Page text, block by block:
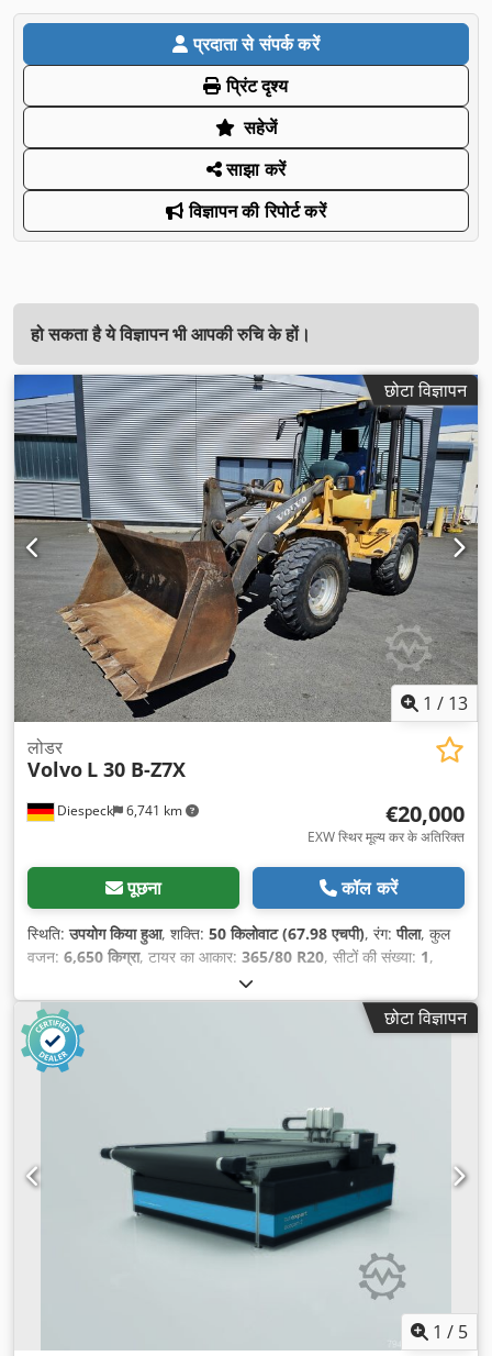
प्रदाता से संपर्क करें
प्रिंट दृश्य
सहेजें
साझा करें
विज्ञापन की रिपोर्ट करें
हो सकता है ये विज्ञापन भी आपकी रुचि के हों।
छोटा विज्ञापन
1 / 13
Diespeck 6,741 km
लोडर
Volvo L 30 B-Z7X
€20,000
EXW स्थिर मूल्य कर के अतिरिक्त
पूछना कॉल करें
स्थिति:उपयोग किया हुआ, शक्ति: 50 किलोवाट (67.98 एचपी), रंग:पीला, कुल
वजन: 6,650 किग्रा, टायर का आकार: 365/80 R20, सीटों की संख्या: 1,
7,480 h
छोटा विज्ञापन
1 / 5